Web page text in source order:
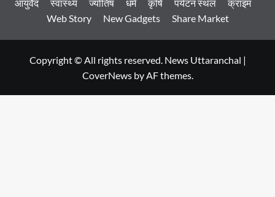
आयुर्वेद
स्वास्थ्य ज्योतिष धर्म कृषि पर्यटन स्थल
क्राइम
Web Story
New Gadgets Share Market
Copyright © All rights reserved. News Uttaranchal |
CoverNewsby AF themes.